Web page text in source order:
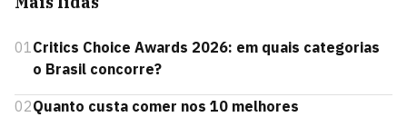
01Critics Choice Awards 2026: em quais categorias
o Brasil concorre?
02Quanto custa comer nos 10 melhores